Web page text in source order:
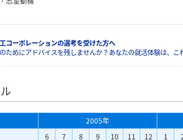
動画で知ろう！業界・企業研究
コーポレーションの選考を受けた方へ
ためにアドバイスを残しませんか？あなたの就活体験は、
2005年
6 7 8 9 10 11 12 1